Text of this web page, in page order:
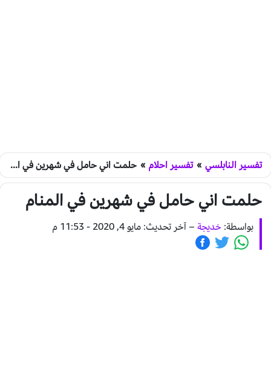
تفسير النابلسي » تفسير احلام » حلمت اني حامل في شهرين في المنام
حلمت اني حامل في شهرين في المنام
بواسطة: خديجة – آخر تحديث: مايو 4, 2020 - 11:53 م